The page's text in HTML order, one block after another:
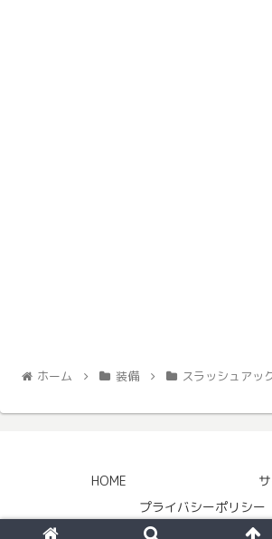
ホーム 装備 スラッシュアッ
HOME
プライバシーポリシー